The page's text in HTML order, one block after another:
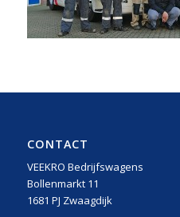
CONTACT
VEEKRO Bedrijfswagens
Bollenmarkt 11
1681 PJ Zwaagdijk